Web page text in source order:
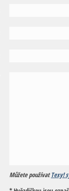
Můžete používatTexy!